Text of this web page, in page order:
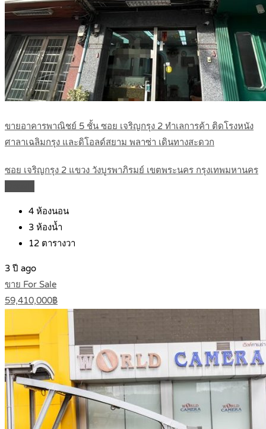
ขายอาคารพาณิชย์ 5 ชั้น ซอย เจริญกรุง 2 ทำเลการค้า ติดโรงหนัง
ศาลาเฉลิมกรุง และดิโอลด์สยาม พลาซ่า เดินทางสะดวก
ซอย เจริญกรุง 2 แขวง วังบูรพาภิรมย์ เขตพระนคร กรุงเทพมหานคร
4 ห้องนอน
3 ห้องน้ำ
12 ตารางวา
3 ปี ago
ขาย For Sale
59,410,000฿